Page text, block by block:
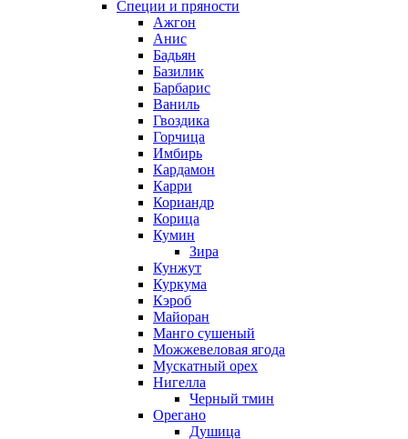
Специи и пряности
Ажгон
Анис
Бадьян
Базилик
Барбарис
Ваниль
Гвоздика
Горчица
Имбирь
Кардамон
Карри
Кориандр
Корица
Кумин
Зира
Кунжут
Куркума
Кэроб
Майоран
Манго сушеный
Можжевеловая ягода
Мускатный орех
Нигелла
Черный тмин
Орегано
Душица